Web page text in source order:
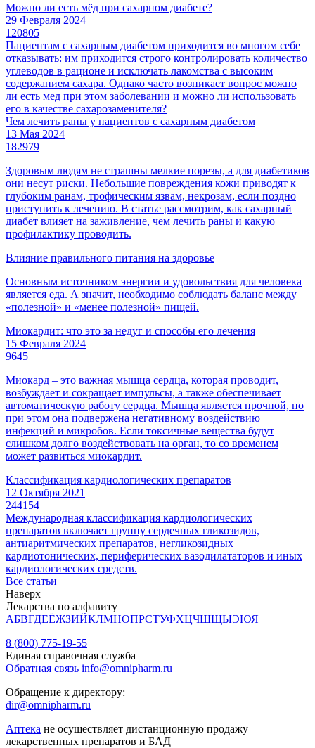
Можно ли есть мёд при сахарном диабете?
29 Февраля 2024
120805
Пациентам с сахарным диабетом приходится во многом себе
отказывать: им приходится строго контролировать количество
углеводов в рационе и исключать лакомства с высоким
содержанием сахара. Однако часто возникает вопрос можно
ли есть мед при этом заболевании и можно ли использовать
его в качестве сахарозаменителя?
Чем лечить раны у пациентов с сахарным диабетом
13 Мая 2024
182979
Здоровым людям не страшны мелкие порезы, а для диабетиков
они несут риски. Небольшие повреждения кожи приводят к
глубоким ранам, трофическим язвам, некрозам, если поздно
приступить к лечению. В статье рассмотрим, как сахарный
диабет влияет на заживление, чем лечить раны и какую
профилактику проводить.
Влияние правильного питания на здоровье
Основным источником энергии и удовольствия для человека
является еда. А значит, необходимо соблюдать баланс между
«полезной» и «менее полезной» пищей.
Миокардит: что это за недуг и способы его лечения
15 Февраля 2024
9645
Миокард – это важная мышца сердца, которая проводит,
возбуждает и сокращает импульсы, а также обеспечивает
автоматическую работу сердца. Мышца является прочной, но
при этом она подвержена негативному воздействию
инфекций и микробов. Если токсичные вещества будут
слишком долго воздействовать на орган, то со временем
может развиться миокардит.
Классификация кардиологических препаратов
12 Октября 2021
244154
Международная классификация кардиологических
препаратов включает группу сердечных гликозидов,
антиаритмических препаратов, негликозидных
кардиотонических, периферических вазодилататоров и иных
кардиологических средств.
Все статьи
Наверх
Лекарства по алфавиту
АБВГДЕЁЖЗИЙКЛМНОПРСТУФХЦЧШЩЫЭЮЯ
8 (800) 775-19-55
Единая справочная служба
Обратная связь info@omnipharm.ru
Обращение к директору:
dir@omnipharm.ru
Аптека не осуществляет дистанционную продажу
лекарственных препаратов и БАД